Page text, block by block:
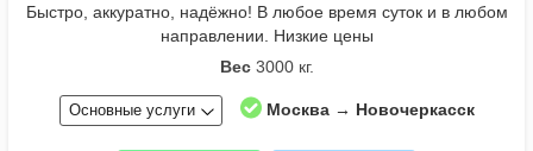
Быстро, аккуратно, надёжно! В любое время суток и в любом
направлении. Низкие цены
Вес3000 кг.
Основные услуги Москва → Новочеркасск